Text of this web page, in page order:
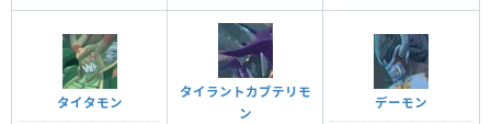
タイタモン
タイラントカブテリモ
ン
デーモン